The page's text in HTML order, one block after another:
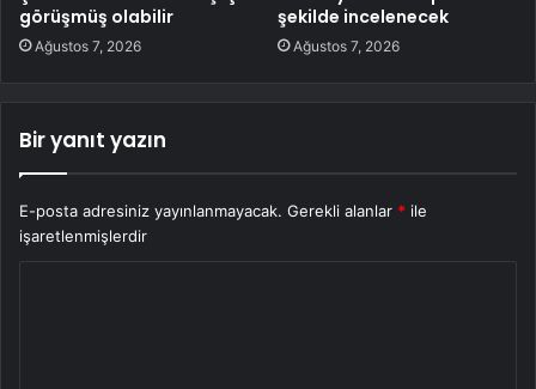
görüşmüş olabilir
Ağustos 7, 2026
şekilde incelenecek
Ağustos 7, 2026
Bir yanıt yazın
E-posta adresiniz yayınlanmayacak. Gerekli alanlar * ile
işaretlenmişlerdir